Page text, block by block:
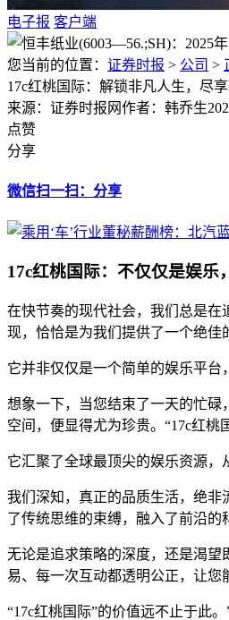
电子报 客户端
您当前的位置： 证券时报 > 公司 >
17c红桃国际：解锁非凡人生，尽
来源：证券时报网作者：韩乔生
点赞
分享
微信扫一扫：分享
17c红桃国际：不仅仅是娱乐
在快节奏的现代社会，我们总是在
现，恰恰是为我们提供了一个绝佳
它并非仅仅是一个简单的娱乐平台
想象一下，当您结束了一天的忙
空间，便显得尤为珍贵。“17c红桃
它汇聚了全球最顶尖的娱乐资源，
我们深知，真正的品质生活，绝非
了传统思维的束缚，融入了前沿的
无论是追求策略的深度，还是渴
易、每一次互动都透明公正，让您
“17c红桃国际”的价值远不止于此